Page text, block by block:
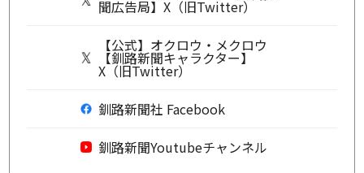
聞広告局】X（旧Twitter）
【公式】オクロウ・メクロウ
【釧路新聞キャラクター】
X（旧Twitter）
釧路新聞社 Facebook
釧路新聞Youtubeチャンネル